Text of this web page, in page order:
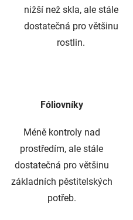
nižší než skla, ale stále
dostatečná pro většinu
rostlin.
Fóliovníky
Méně kontroly nad
prostředím, ale stále
dostatečná pro většinu
základních pěstitelských
potřeb.